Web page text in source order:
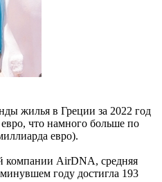
жилья в Греции за 2022 год
что намного больше по
евро).
компании AirDNA, средняя
году достигла 193